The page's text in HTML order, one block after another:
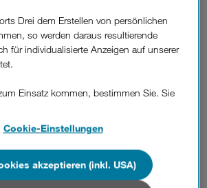
Veranstaltung von Ex-Skirennläuferin
"Die Digitalisierung ist aktuell eine der
österreichweiten 3Digitalimpuls-Initiative
Chancen aufzuzeigen."
CEO Weingut Scheiblhofer: "Wer stehen
überrollt zu werden. Als klassischer
Drei dem Erstellen von persönlichen
so werden daraus resultierende
für individualisierte Anzeigen auf unserer
Einsatz kommen, bestimmen Sie. Sie
zustimmen, werden auch Cookies
verarbeitet, die Ihre Daten in Ländern
Cookie-Einstellungen
akzeptieren (inkl. USA)